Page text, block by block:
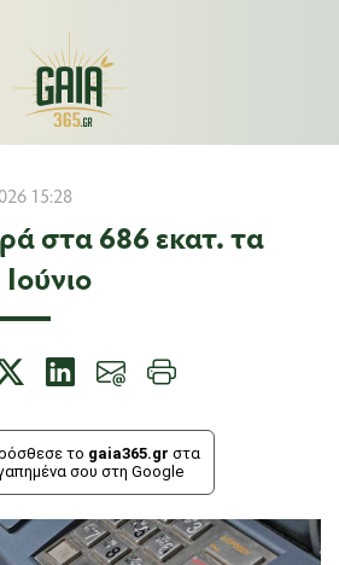
15:28
στα 686 εκατ. τα
το gaia365.gr στα
σου στη Google